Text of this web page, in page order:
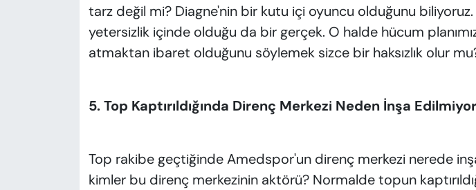
tarz değil mi? Diagne'nin bir kutu içi oyuncu olduğunu biliyoruz.
yetersizlik içinde olduğu da bir gerçek. O halde hücum
atmaktan ibaret olduğunu söylemek sizce bir haksızlık olur
5. Top Kaptırıldığında Direnç Merkezi Neden İnşa
Top rakibe geçtiğinde Amedspor'un direnç merkezi nerede
kimler bu direnç merkezinin aktörü? Normalde topun